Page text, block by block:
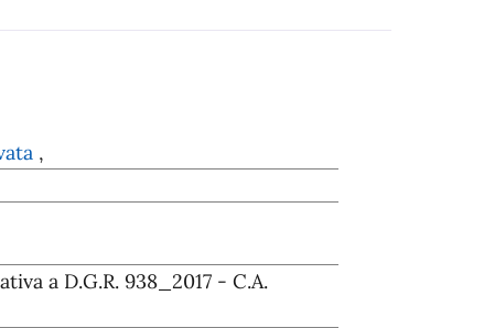
,
a D.G.R. 938_2017 - C.A.